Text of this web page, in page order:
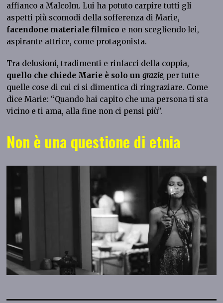
affianco a Malcolm. Lui ha potuto carpire tutti gli
aspetti più scomodi della sofferenza di Marie,
facendone materiale filmico e non scegliendo lei,
aspirante attrice, come protagonista.
Tra delusioni, tradimenti e rinfacci della coppia,
quello che chiede Marie è solo ungrazie, per tutte
quelle cose di cui ci si dimentica di ringraziare. Come
dice Marie: “Quando hai capito che una persona ti sta
vicino e ti ama, alla fine non ci pensi più”.
Non è una questione di etnia